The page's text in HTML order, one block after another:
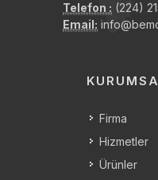
Telefon : (224)
Email:
Firma
Hizmetler
Ürünler